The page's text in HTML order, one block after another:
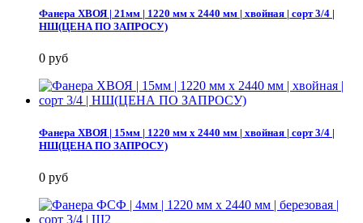
Фанера ХВОЯ | 21мм | 1220 мм х 2440 мм | хвойная | сорт 3/4 |
НШ(ЦЕНА ПО ЗАПРОСУ)
0 руб
Фанера ХВОЯ | 15мм | 1220 мм х 2440 мм | хвойная | сорт 3/4 |
НШ(ЦЕНА ПО ЗАПРОСУ)
0 руб